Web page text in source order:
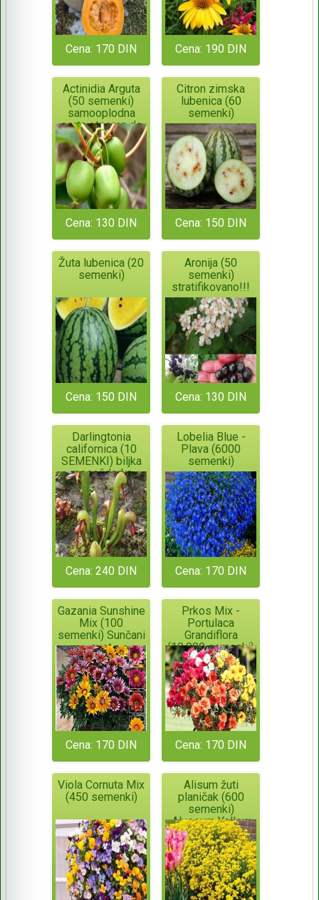
Cena: 170 DIN Cena: 190 DIN
Actinidia Arguta
(50 semenki)
samooplodna
sorta otporan do
-34°C
Cena: 130 DIN
Citron zimska
lubenica (60
semenki)
Cena: 150 DIN
Žuta lubenica (20
semenki)
Cena: 150 DIN
Aronija (50
semenki)
stratifikovano!!!
Cena: 130 DIN
Darlingtonia
californica (10
SEMENKI) biljka
mesožderka
Cena: 240 DIN
Lobelia Blue -
Plava (6000
semenki)
Cena: 170 DIN
Gazania Sunshine
Mix (100
semenki) Sunčani
cvet
Cena: 170 DIN
Prkos Mix -
Portulaca
Grandiflora
(10.000 semenki)
Cena: 170 DIN
Viola Cornuta Mix
(450 semenki)
Alisum žuti
planičak (600
semenki)
Alyssum Yellow
Dust Saxatile